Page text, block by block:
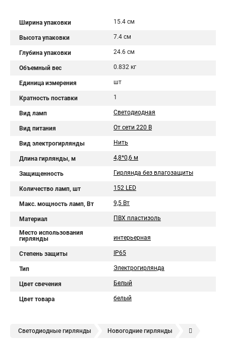
Ширина упаковки 15.4 см
Высота упаковки 7.4 см
Глубина упаковки 24.6 см
Объемный вес 0.832 кг
Единица измерения шт
Кратность поставки 1
Вид ламп Светодиодная
Вид питания От сети 220 В
Вид электрогирлянды Нить
Длина гирлянды, м 4,8*0,6 м
Защищенность Гирлянда без влагозащиты
Количество ламп, шт 152 LED
Макс. мощность ламп, Вт 9,5 Вт
Материал ПВХ пластизоль
Место использования
гирлянды
интерьерная
Степень защиты IP65
Тип Электрогирлянда
Цвет свечения Белый
Цвет товара белый
Светодиодные гирлянды Новогодние гирлянды